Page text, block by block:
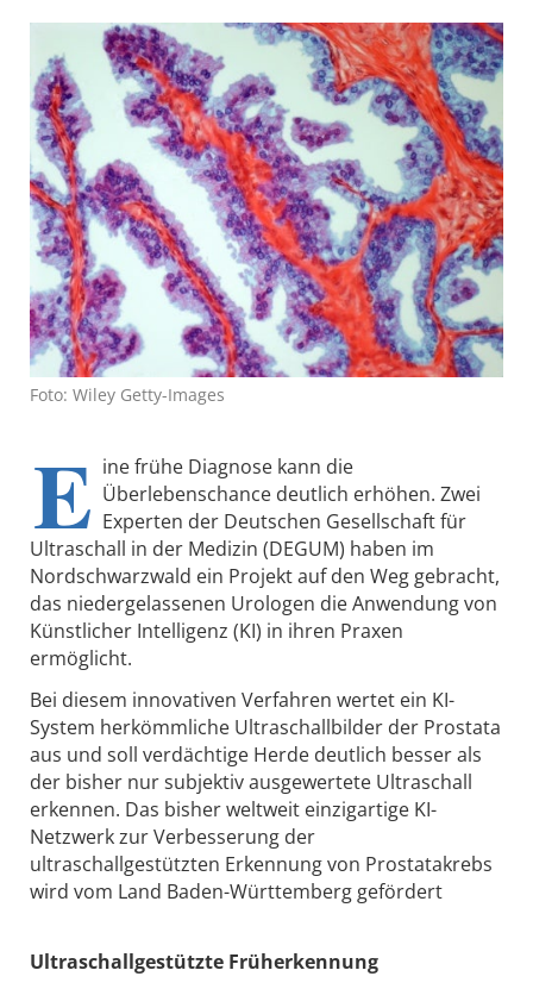
Foto: Wiley Getty-Images
E ine frühe Diagnose kann die
Überlebenschance deutlich erhöhen. Zwei
Experten der Deutschen Gesellschaft für
Ultraschall in der Medizin (DEGUM) haben im
Nordschwarzwald ein Projekt auf den Weg gebracht,
das niedergelassenen Urologen die Anwendung von
Künstlicher Intelligenz (KI) in ihren Praxen
ermöglicht.
Bei diesem innovativen Verfahren wertet ein KI-
System herkömmliche Ultraschallbilder der Prostata
aus und soll verdächtige Herde deutlich besser als
der bisher nur subjektiv ausgewertete Ultraschall
erkennen. Das bisher weltweit einzigartige KI-
Netzwerk zur Verbesserung der
ultraschallgestützten Erkennung von Prostatakrebs
wird vom Land Baden-Württemberg gefördert
Ultraschallgestützte Früherkennung